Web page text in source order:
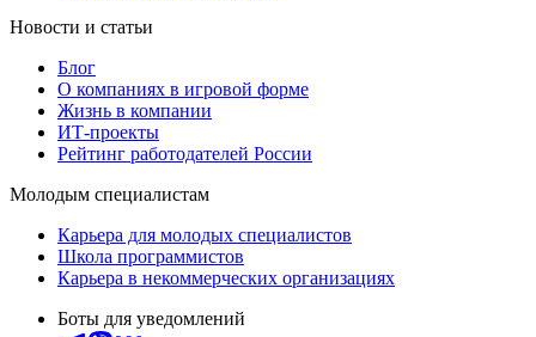
Новости и статьи
Блог
О компаниях в игровой форме
Жизнь в компании
ИТ-проекты
Рейтинг работодателей России
Молодым специалистам
Карьера для молодых специалистов
Школа программистов
Карьера в некоммерческих организациях
Боты для уведомлений